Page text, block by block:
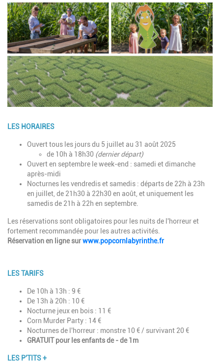
Image
Description
LES HORAIRES
Ouvert tous les jours du 5 juillet au 31 août 2025
de 10h à 18h30 (dernier départ)
Ouvert en septembre le week-end : samedi etdimanche
après-midi
Nocturnes les vendredis et samedis : départs de 22h à 23h
en juillet, de 21h30 à 22h30 en août, et uniquement les
samedis de 21h à 22h en septembre.
Les réservations sont obligatoires pour les nuits de l'horreur et
fortement recommandée pour les autres activités.
Réservation en ligne surwww.popcornlabyrinthe.fr
Description
LES TARIFS
De 10h à 13h : 9 €
De 13h à 20h : 10 €
Nocturne jeux en bois : 11 €
Corn Murder Party : 14 €
Nocturnes de l'horreur : monstre 10 € / survivant 20 €
GRATUIT pour les enfants de - de 1m
LES P'TITS +